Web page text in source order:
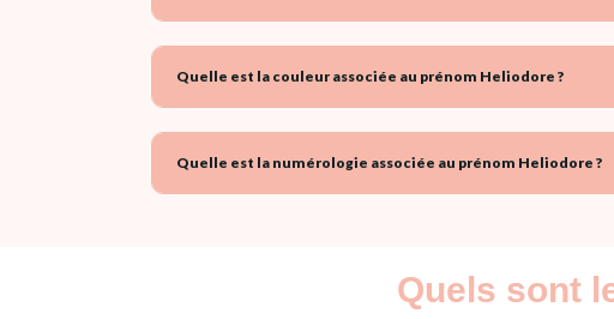
Quelle est la couleur associée au prénom Heliodore ?
Quelle est la numérologie associée au prénom Heliodore ?
Quels sont